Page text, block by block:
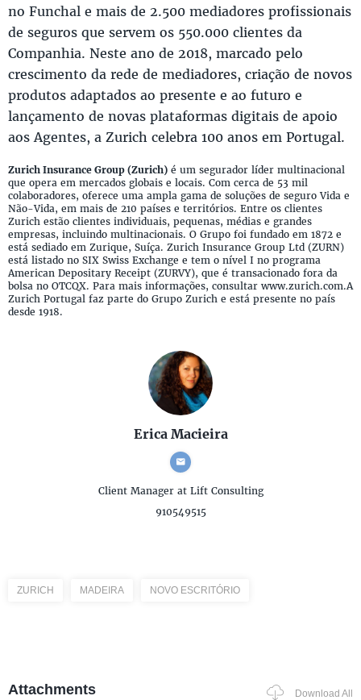
no Funchal e mais de 2.500 mediadores profissionais
de seguros que servem os 550.000 clientes da
Companhia. Neste ano de 2018, marcado pelo
crescimento da rede de mediadores, criação de novos
produtos adaptados ao presente e ao futuro e
lançamento de novas plataformas digitais de apoio
aos Agentes, a Zurich celebra 100 anos em Portugal.
Zurich Insurance Group (Zurich) é um segurador líder multinacional
que opera em mercados globais e locais. Com cerca de 53 mil
colaboradores, oferece uma ampla gama de soluções de seguro Vida e
Não-Vida, em mais de 210 países e territórios. Entre os clientes
Zurich estão clientes individuais, pequenas, médias e grandes
empresas, incluindo multinacionais. O Grupo foi fundado em 1872 e
está sediado em Zurique, Suíça. Zurich Insurance Group Ltd (ZURN)
está listado no SIX Swiss Exchange e tem o nível I no programa
American Depositary Receipt (ZURVY), que é transacionado fora da
bolsa no OTCQX. Para mais informações, consultar www.zurich.com.A
Zurich Portugal faz parte do Grupo Zurich e está presente no país
desde 1918.
Erica Macieira
Client Managerat Lift Consulting
910549515
ZURICH MADEIRA NOVO ESCRITÓRIO
Attachments Download All